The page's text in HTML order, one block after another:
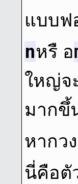
แบบฟ
nหรื อ
ใหญ่จ
มากขึ้
หากว
นี่คือตั